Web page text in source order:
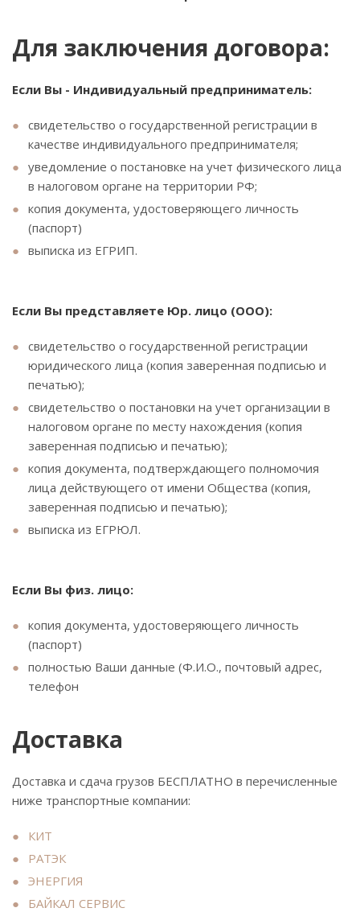
Для заключения договора:
Если Вы - Индивидуальный предприниматель:
свидетельство о государственной регистрации в
качестве индивидуального предпринимателя;
уведомление о постановке на учет физического лица
в налоговом органе на территории РФ;
копия документа, удостоверяющего личность
(паспорт)
выписка из ЕГРИП.
Если Вы представляете Юр. лицо (ООО):
свидетельство о государственной регистрации
юридического лица (копия заверенная подписью и
печатью);
свидетельство о постановки на учет организации в
налоговом органе по месту нахождения (копия
заверенная подписью и печатью);
копия документа, подтверждающего полномочия
лица действующего от имени Общества (копия,
заверенная подписью и печатью);
выписка из ЕГРЮЛ.
Если Вы физ. лицо:
копия документа, удостоверяющего личность
(паспорт)
полностью Ваши данные (Ф.И.О., почтовый адрес,
телефон
Доставка
Доставка и сдача грузов БЕСПЛАТНО в перечисленные
ниже транспортные компании:
КИТ
РАТЭК
ЭНЕРГИЯ
БАЙКАЛ СЕРВИС